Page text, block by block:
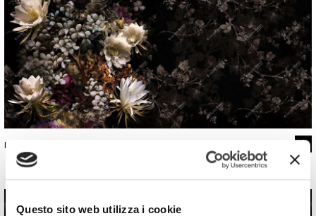
Questo sito web utilizza i cookie
INKCSNF1901